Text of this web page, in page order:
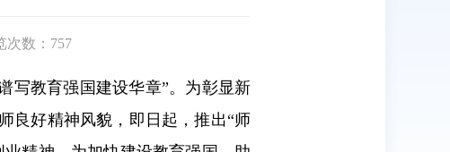
次数： 757
写教育强国建设华章”。为彰显新
良好精神风貌，即日起，推出“师